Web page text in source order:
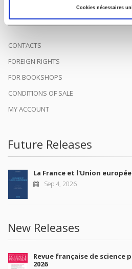
Cookies nécessaires
help public and political debate.
CONTACTS
FOREIGN RIGHTS
FOR BOOKSHOPS
CONDITIONS OF SALE
MY ACCOUNT
Future Releases
La France et l'Union
Sep 4, 2026
New Releases
Revue française de science
2026